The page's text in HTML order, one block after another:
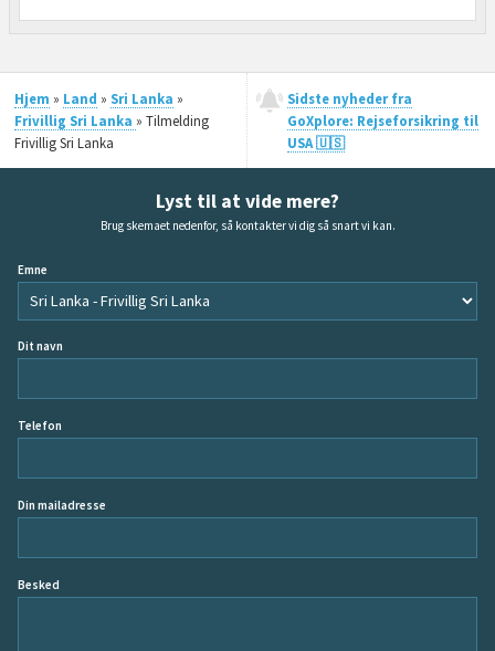
Hjem » Land » Sri Lanka »
Frivillig Sri Lanka » Tilmelding
Frivillig Sri Lanka
Sidste nyheder fra
GoXplore: Rejseforsikring til
USA 🇺🇸
Lyst til at vide mere?
Brug skemaet nedenfor, så kontakter vi dig så snart vi kan.
Emne
Dit navn
Telefon
Din mailadresse
Besked